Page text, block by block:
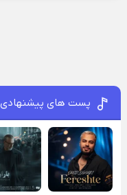
پست های پیشنهادی